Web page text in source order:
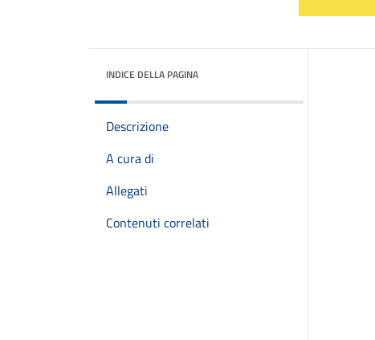
INDICE DELLA PAGINA
Descrizione
A cura di
Allegati
Contenuti correlati